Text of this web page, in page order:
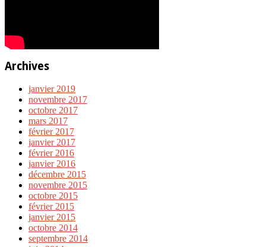
Archives
janvier 2019
novembre 2017
octobre 2017
mars 2017
février 2017
janvier 2017
février 2016
janvier 2016
décembre 2015
novembre 2015
octobre 2015
février 2015
janvier 2015
octobre 2014
septembre 2014